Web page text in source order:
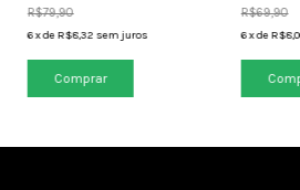
R$79,90
6xdeR$8,32 sem juros
R$69,90
6xde